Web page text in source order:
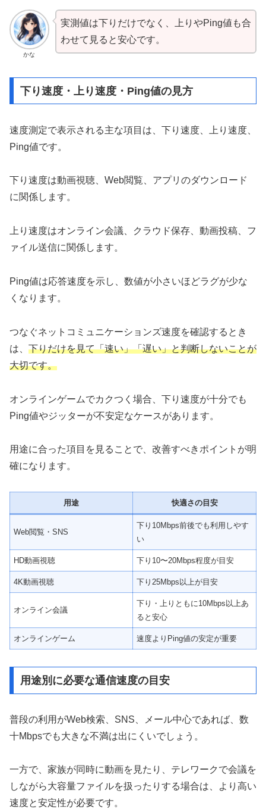
かな
実測値は下りだけでなく、上りやPing値も合
わせて見ると安心です。
下り速度・上り速度・Ping値の見方
速度測定で表示される主な項目は、下り速度、上り速度、
Ping値です。
下り速度は動画視聴、Web閲覧、アプリのダウンロード
に関係します。
上り速度はオンライン会議、クラウド保存、動画投稿、フ
ァイル送信に関係します。
Ping値は応答速度を示し、数値が小さいほどラグが少な
くなります。
つなぐネットコミュニケーションズ速度を確認するとき
は、 下りだけを見て「速い」「遅い」と判断しないことが
大切です。
オンラインゲームでカクつく場合、下り速度が十分でも
Ping値やジッターが不安定なケースがあります。
用途に合った項目を見ることで、改善すべきポイントが明
確になります。
用途 快適さの目安
Web閲覧・SNS
下り10Mbps前後でも利用しやす
い
HD動画視聴 下り10〜20Mbps程度が目安
4K動画視聴 下り25Mbps以上が目安
オンライン会議
下り・上りともに10Mbps以上あ
ると安心
オンラインゲーム 速度よりPing値の安定が重要
用途別に必要な通信速度の目安
普段の利用がWeb検索、SNS、メール中心であれば、数
十Mbpsでも大きな不満は出にくいでしょう。
一方で、家族が同時に動画を見たり、テレワークで会議を
しながら大容量ファイルを扱ったりする場合は、より高い
速度と安定性が必要です。